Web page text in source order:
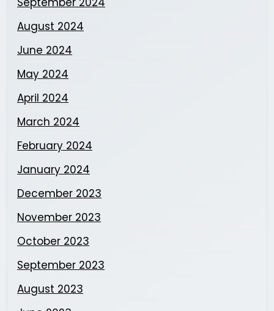
August 2024
June 2024
May 2024
April 2024
March 2024
February 2024
January 2024
December 2023
November 2023
October 2023
September 2023
August 2023